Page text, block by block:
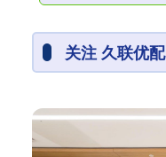
关注 久联优配